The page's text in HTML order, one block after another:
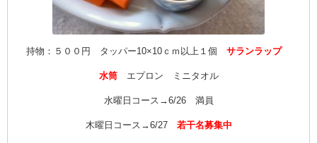
持物：５００円 タッパー10×10ｃｍ以上１個 サランラップ
水筒 エプロン ミニタオル
水曜日コース→6/26 満員
木曜日コース→6/27 若干名募集中